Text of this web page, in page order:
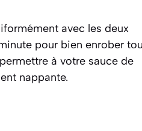
avec les deux
pour bien enrober
à votre sauce de
nappante.